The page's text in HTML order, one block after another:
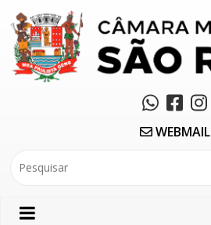
WEBMAIL